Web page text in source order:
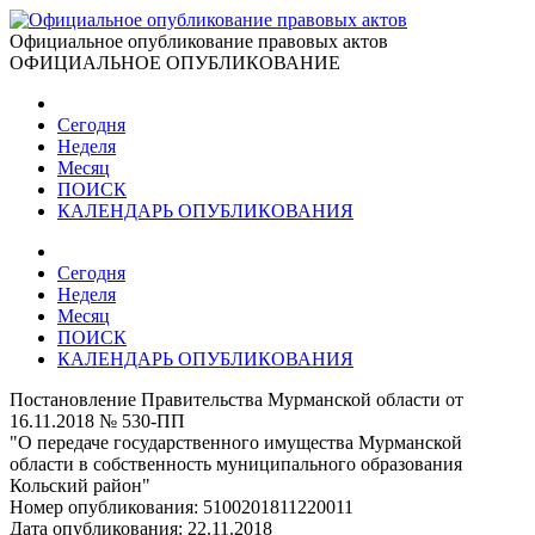
Официальное опубликование правовых актов
ОФИЦИАЛЬНОЕ ОПУБЛИКОВАНИЕ
Сегодня
Неделя
Месяц
ПОИСК
КАЛЕНДАРЬ ОПУБЛИКОВАНИЯ
Сегодня
Неделя
Месяц
ПОИСК
КАЛЕНДАРЬ ОПУБЛИКОВАНИЯ
Постановление Правительства Мурманской области от
16.11.2018 № 530-ПП
"О передаче государственного имущества Мурманской
области в собственность муниципального образования
Кольский район"
Номер опубликования: 5100201811220011
Дата опубликования: 22.11.2018